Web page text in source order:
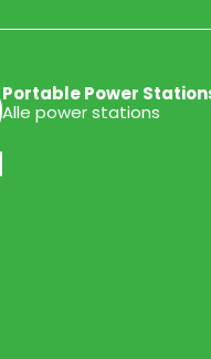
Portable Power
Alle power stations